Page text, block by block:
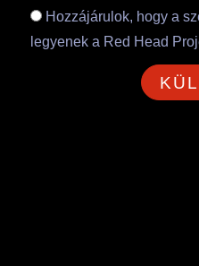
Hozzájárulok, hogy a
legyenek a Red Head